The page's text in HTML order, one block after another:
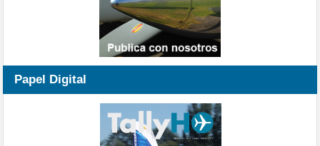
Papel Digital